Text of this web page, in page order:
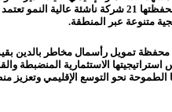
أمريكي، وتضم محفظتها 21 شركة ناشئة عالية
متنوعة عبر المنطقة.
الاستثمارية المنضبطة
الطموحة نحو التوسع الإقليمي وتعزيز